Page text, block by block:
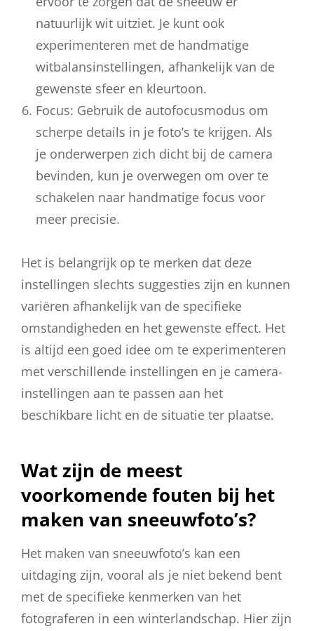
natuurlijk wit uitziet. Je kunt ook
experimenteren met de handmatige
witbalansinstellingen, afhankelijk van de
gewenste sfeer en kleurtoon.
Focus: Gebruik de autofocusmodus om
scherpe details in je foto’s te krijgen. Als
je onderwerpen zich dicht bij de camera
bevinden, kun je overwegen om over te
schakelen naar handmatige focus voor
meer precisie.
Het is belangrijk op te merken dat deze
instellingen slechts suggesties zijn en kunnen
variëren afhankelijk van de specifieke
omstandigheden en het gewenste effect. Het
is altijd een goed idee om te experimenteren
met verschillende instellingen en je camera-
instellingen aan te passen aan het
beschikbare licht en de situatie ter plaatse.
Wat zijn de meest
voorkomende fouten bij het
maken van sneeuwfoto’s?
Het maken van sneeuwfoto’s kan een
uitdaging zijn, vooral als je niet bekend bent
met de specifieke kenmerken van het
fotograferen in een winterlandschap. Hier zijn